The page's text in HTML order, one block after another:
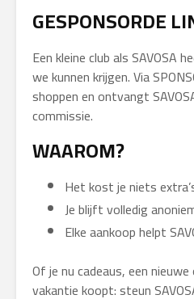
GESPONSORDE
Een kleine club als SAVOSA
we kunnen krijgen. Via
shoppen en ontvangt
commissie.
WAAROM?
Het kost je niets
Je blijft volledig
Elke aankoop helpt
Of je nu cadeaus, een
vakantie koopt: steun